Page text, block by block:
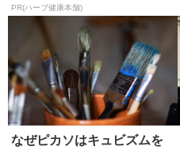
PR(ハーブ健康本舗)
なぜピカソはキュビズムを